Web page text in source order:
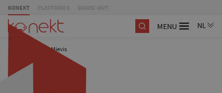
KONEKT
MENU
Benjamin Mievis